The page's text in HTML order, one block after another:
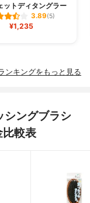
ットディタングラー
3.89(5)
¥1,235
ンキングをもっと見る
シングブラシ
較表